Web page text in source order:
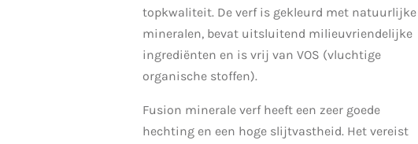
topkwaliteit. De verf is gekleurd met natuurlijke
mineralen, bevat uitsluitend milieuvriendelijke
ingrediënten en is vrij van VOS (vluchtige
organische stoffen).
Fusion minerale verf heeft een zeer goede
hechting en een hoge slijtvastheid. Het vereist